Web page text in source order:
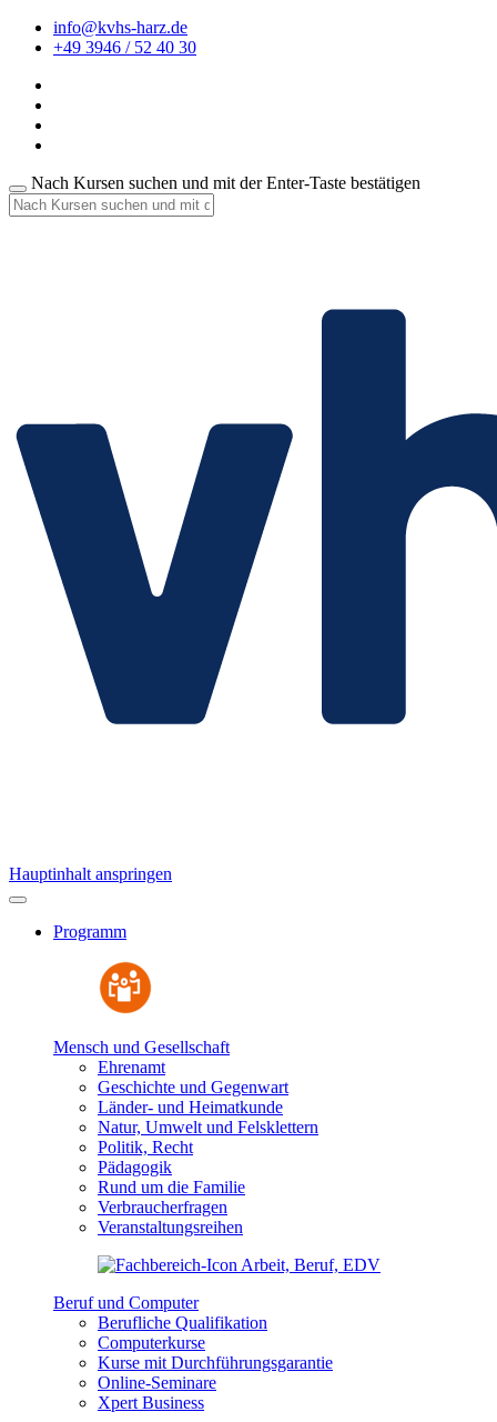
info@kvhs-harz.de
+49 3946 / 52 40 30
Nach Kursen suchen und mit der Enter-Taste bestätigen
Hauptinhalt anspringen
Programm
Mensch und Gesellschaft
Ehrenamt
Geschichte und Gegenwart
Länder- und Heimatkunde
Natur, Umwelt und Felsklettern
Politik, Recht
Pädagogik
Rund um die Familie
Verbraucherfragen
Veranstaltungsreihen
Beruf und Computer
Berufliche Qualifikation
Computerkurse
Kurse mit Durchführungsgarantie
Online-Seminare
Xpert Business